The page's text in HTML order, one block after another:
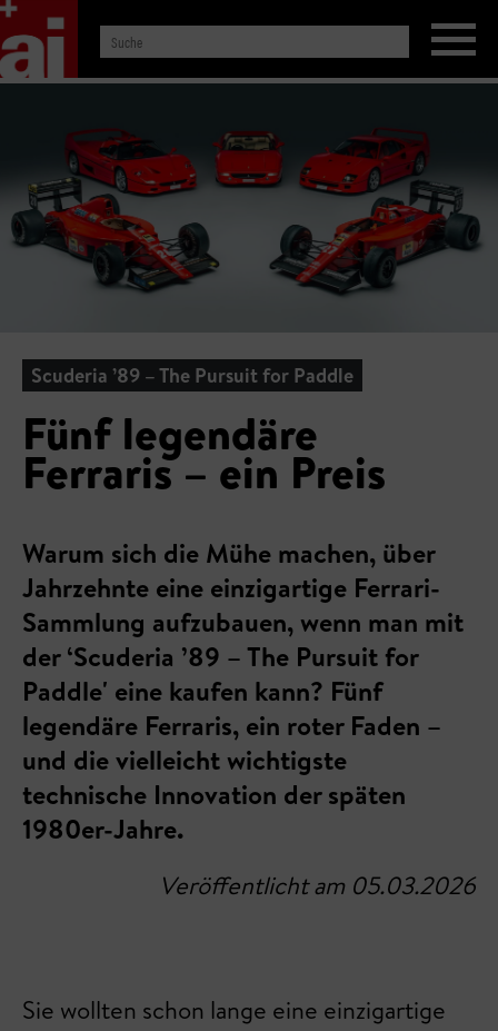
Scuderia ’89 – The Pursuit for Paddle
Fünf legendäre
Ferraris – ein Preis
Warum sich die Mühe machen, über
Jahrzehnte eine einzigartige Ferrari-
Sammlung aufzubauen, wenn man mit
der ‘Scuderia ’89 – The Pursuit for
Paddle' eine kaufen kann? Fünf
legendäre Ferraris, ein roter Faden –
und die vielleicht wichtigste
technische Innovation der späten
1980er-Jahre.
Veröffentlicht am 05.03.2026
Sie wollten schon lange eine einzigartige